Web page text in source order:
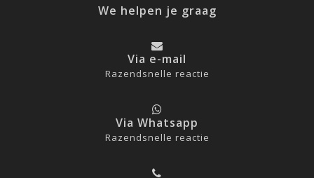
We helpen je graag
Via e-mail
Razendsnelle reactie
Via Whatsapp
Razendsnelle reactie